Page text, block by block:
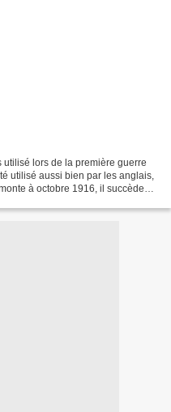
utilisé lors de la première guerre
utilisé aussi bien par les anglais,
à octobre 1916, il succède